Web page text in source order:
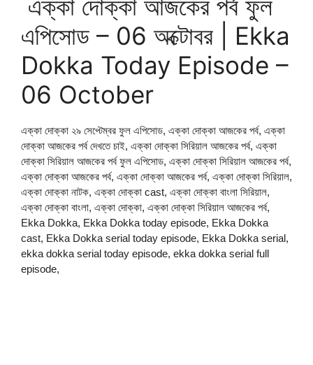
এক্কা দোক্কা আজকের পর্ব ফুল
এপিসোড – 06 অক্টোবর | Ekka
Dokka Today Episode –
06 October
এক্কা দোক্কা ২৯ সেপ্টেম্বর ফুল এপিসোড, এক্কা দোক্কা আজকের পর্ব, এক্কা
দোক্কা আজকের পর্ব দেখতে চাই, এক্কা দোক্কা সিরিয়াল আজকের পর্ব, এক্কা
দোক্কা সিরিয়াল আজকের পর্ব ফুল এপিসোড, এক্কা দোক্কা সিরিয়াল আজকের পর্ব,
এক্কা দোক্কা আজকের পর্ব, এক্কা দোক্কা আজকের পর্ব, এক্কা দোক্কা সিরিয়াল,
এক্কা দোক্কা নাটক, এক্কা দোক্কা cast, এক্কা দোক্কা বাংলা সিরিয়াল,
এক্কা দোক্কা বাংলা, এক্কা দোক্কা, এক্কা দোক্কা সিরিয়াল আজকের পর্ব,
Ekka Dokka, Ekka Dokka today episode, Ekka Dokka
cast, Ekka Dokka serial today episode, Ekka Dokka serial,
ekka dokka serial today episode, ekka dokka serial full
episode,